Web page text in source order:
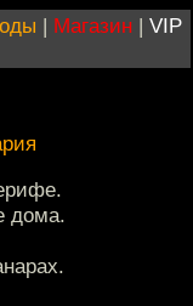
| Магазин | VIP
дома.